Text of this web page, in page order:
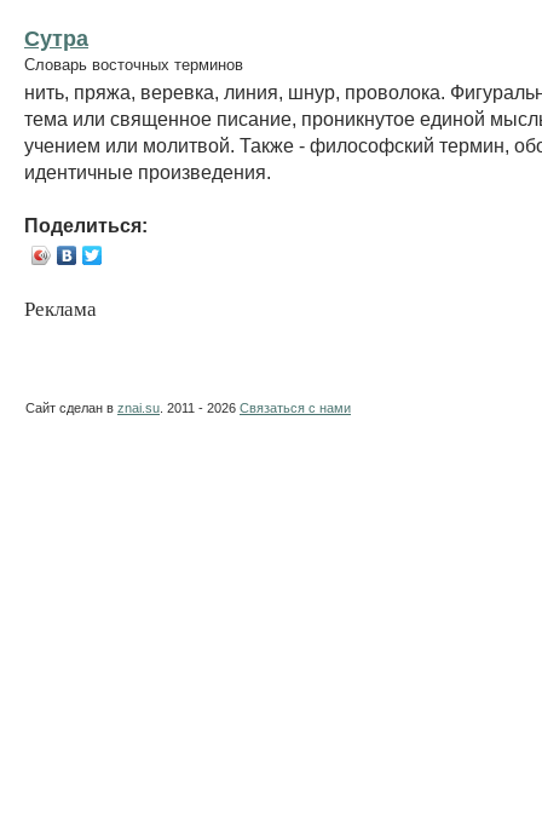
Сутра
Словарь восточных терминов
нить, пряжа, веревка, линия, шнур, проволока.
тема или священное писание, проникнутое единой
учением или молитвой. Также - философский термин,
идентичные произведения.
Поделиться:
Реклама
Сайт сделан в znai.su . 2011 - 2026 Связаться с нами